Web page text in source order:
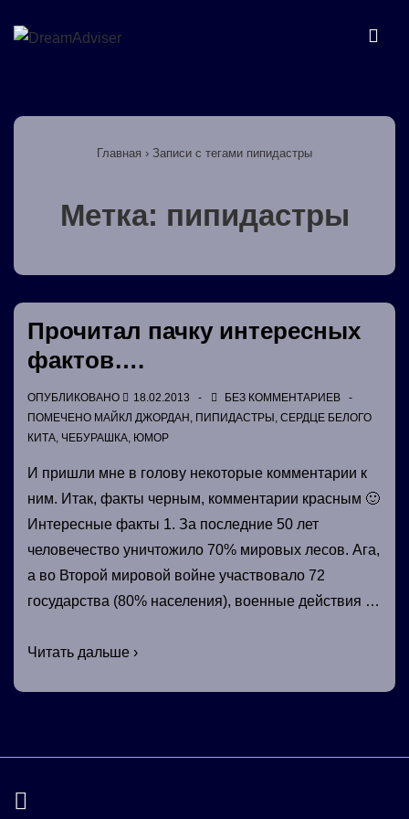
Перейти
содержимому
навигация
Главная › Записи с тегами пипидастры
Метка: пипидастры
Прочитал пачку интересных
фактов….
ОПУБЛИКОВАНО 18.02.2013
БЕЗ КОММЕНТАРИЕВ
ПОМЕЧЕНО МАЙКЛ ДЖОРДАН , ПИПИДАСТРЫ , СЕРДЦЕ БЕЛОГО
КИТА, ЧЕБУРАШКА, ЮМОР
И пришли мне в голову некоторые комментарии к
ним. Итак, факты черным, комментарии красным 🙂
Интересные факты 1. За последние 50 лет
человечество уничтожило 70% мировых лесов. Ага,
а во Второй мировой войне участвовало 72
государства (80% населения), военные действия …
Прочитал
Читать дальше ›